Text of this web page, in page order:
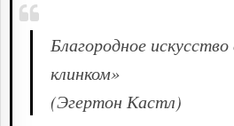
Благородное искусство
клинком»
(Эгертон Кастл)